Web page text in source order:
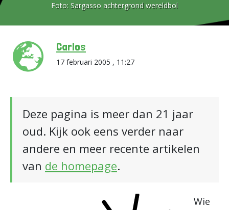
Foto: Sargasso achtergrond wereldbol
Carlos
17 februari 2005 , 11:27
Deze pagina is meer dan 21 jaar
oud. Kijk ook eens verder naar
andere en meer recente artikelen
van de homepage.
Wie